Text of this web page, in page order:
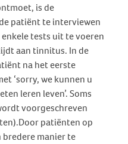
is de
patiënt te interviewen
tests uit te voeren
aan tinnitus. In de
na het eerste
‘sorry, we kunnen u
leren leven’. Soms
voorgeschreven
patiënten op
bredere manier te